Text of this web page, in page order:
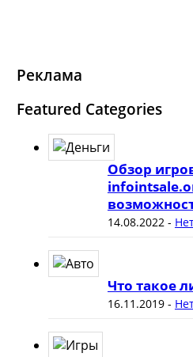
Реклама
Featured Categories
Обзор
14.08.2022-
Что такое
16.11.2019-